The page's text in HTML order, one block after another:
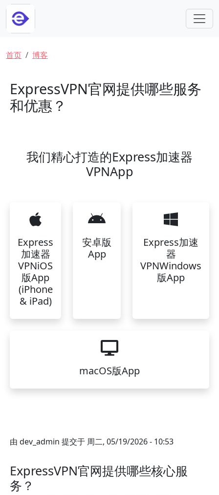
跳转到主要内容
面包屑
首页 博客
ExpressVPN官网提供哪些服务
和优惠？
我们精心打造的Express加速器
VPNApp
Express
加速器
VPNiOS
版App
(iPhone
& iPad)
安卓版
App
Express加速
器
VPNWindows
版App
macOS版App
由 dev_admin 提交于 周二, 05/19/2026 - 10:53
ExpressVPN官网提供哪些核心服
务？